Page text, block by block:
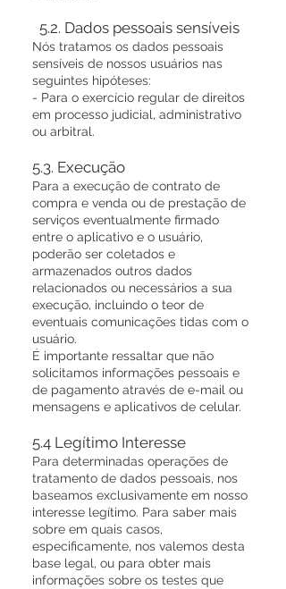
5.2. Dados pessoais sensíveis
Nós tratamos os dados pessoais
sensíveis de nossos usuários nas
seguintes hipóteses:
- Para o exercício regular de direitos
em processo judicial, administrativo
ou arbitral.
5.3. Execução
Para a execução de contrato de
compra e venda ou de prestação de
serviços eventualmente firmado
entre o aplicativo e o usuário,
poderão ser coletados e
armazenados outros dados
relacionados ou necessários a sua
execução, incluindo o teor de
eventuais comunicações tidas com o
usuário.
É importante ressaltar que não
solicitamos informações pessoais e
de pagamento através de e-mail ou
mensagens e aplicativos de celular.
5.4 Legítimo Interesse
Para determinadas operações de
tratamento de dados pessoais, nos
baseamos exclusivamente em nosso
interesse legítimo. Para saber mais
sobre em quais casos,
especificamente, nos valemos desta
base legal, ou para obter mais
informações sobre os testes que